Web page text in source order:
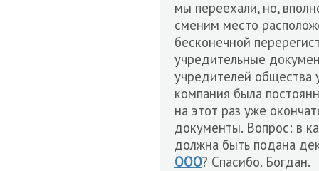
мы переехали, но,
сменим место
бесконечной
учредительные
учредителей общества
компания была
на этот раз уже
документы. Вопрос: в
должна быть подана
ООО? Спасибо. Богдан.